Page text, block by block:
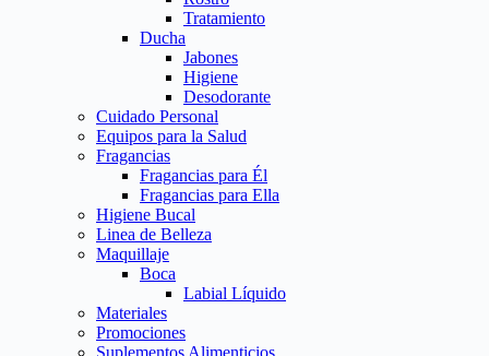
Tratamiento
Ducha
Jabones
Higiene
Desodorante
Cuidado Personal
Equipos para la Salud
Fragancias
Fragancias para Él
Fragancias para Ella
Higiene Bucal
Linea de Belleza
Maquillaje
Boca
Labial Líquido
Materiales
Promociones
Suplementos Alimenticios